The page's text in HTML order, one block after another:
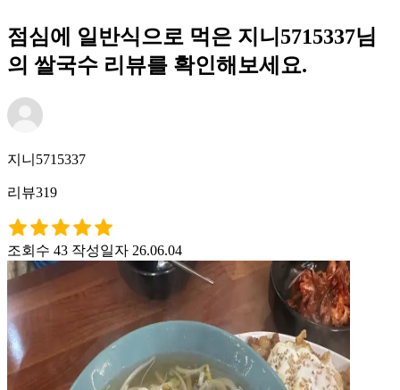
점심에 일반식으로 먹은 지니5715337님
의 쌀국수 리뷰를 확인해보세요.
지니5715337
리뷰319
조회수 43 작성일자 26.06.04